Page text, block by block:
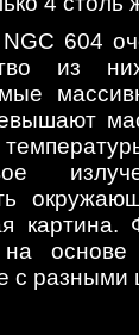
604
из
картина.
основе
с